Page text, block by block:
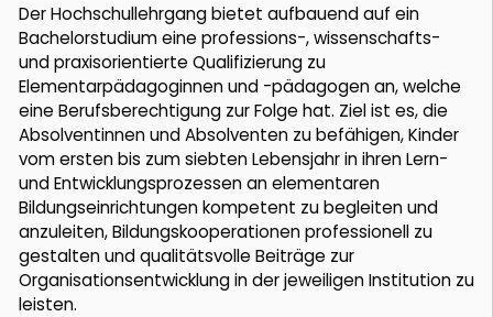
Der Hochschullehrgang bietet aufbauend auf ein
Bachelorstudium eine professions-, wissenschafts-
und praxisorientierte Qualifizierung zu
Elementarpädagoginnen und -pädagogen an, welche
eine Berufsberechtigung zur Folge hat. Ziel ist es, die
Absolventinnen und Absolventen zu befähigen, Kinder
vom ersten bis zum siebten Lebensjahr in ihren Lern-
und Entwicklungsprozessen an elementaren
Bildungseinrichtungen kompetent zu begleiten und
anzuleiten, Bildungskooperationen professionell zu
gestalten und qualitätsvolle Beiträge zur
Organisationsentwicklung in der jeweiligen Institution zu
leisten.